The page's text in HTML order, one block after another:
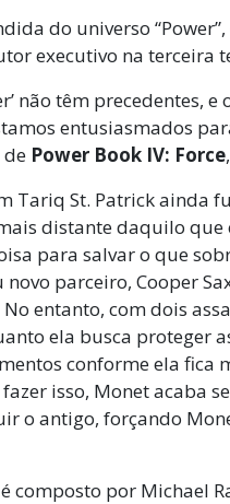
do universo
executivo na terceira
não têm precedentes,
entusiasmados
Power Book IV: Force
Tariq St. Patrick ainda
distante daquilo
para salvar o que
parceiro, Cooper
entanto, com dois
ela busca proteger
conforme ela
isso, Monet
o antigo, forçando
é composto por Michael